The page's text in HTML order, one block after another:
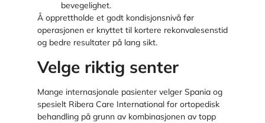
bevegelighet.
Å opprettholde et godt kondisjonsnivå før
operasjonen er knyttet til kortere rekonvalesenstid
og bedre resultater på lang sikt.
Velge riktig senter
Mange internasjonale pasienter velger Spania og
spesielt Ribera Care International for ortopedisk
behandling på grunn av kombinasjonen av topp